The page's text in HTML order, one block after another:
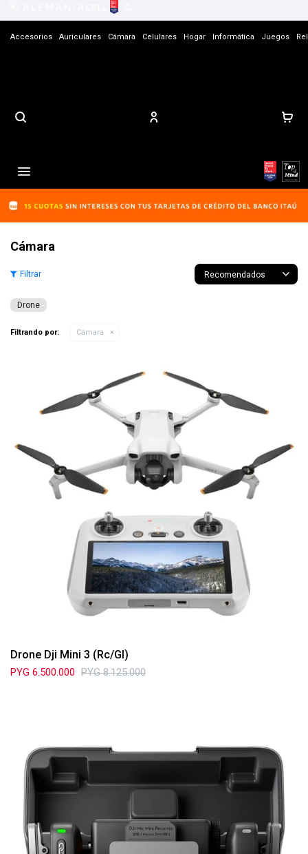
Accesorios Auriculares Cámara Celulares Hogar Informática Juegos

Cámara
Recomendados
Drone
Filtrando por: Cámara
Drone Dji Mini 3 (Rc/Gl)
PYG 6.500.000 PYG 8.125.000